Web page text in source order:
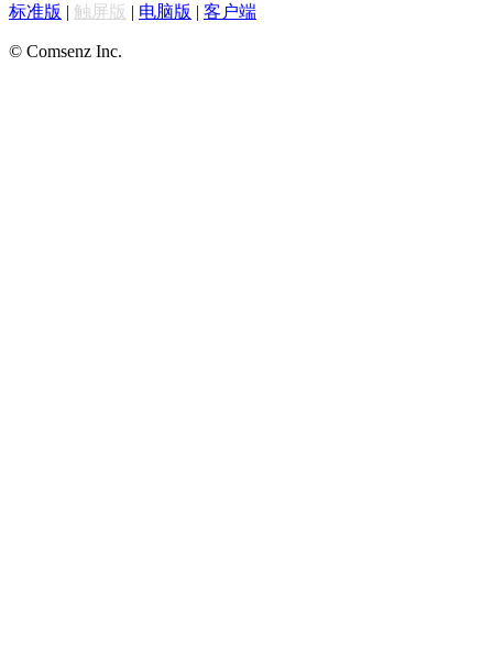
标准版 | 触屏版 | 电脑版 | 客户端
© Comsenz Inc.